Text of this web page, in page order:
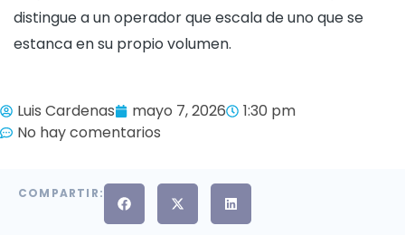
distingue a un operador que escala de uno que se
estanca en su propio volumen.
Luis Cardenas mayo 7, 2026
1:30 pm
No hay comentarios
COMPARTIR: